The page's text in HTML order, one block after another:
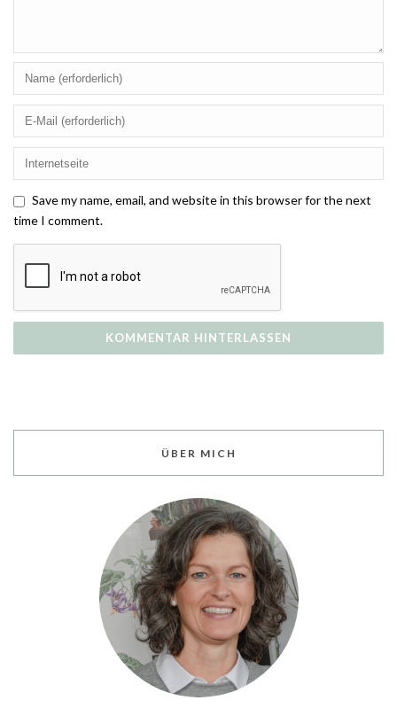
Save my name, email, and website in this browser for the next
time I comment.
ÜBER MICH